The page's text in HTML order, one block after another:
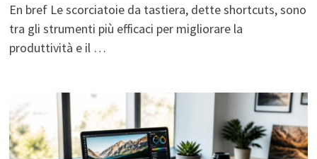
En bref Le scorciatoie da tastiera, dette shortcuts, sono
tra gli strumenti più efficaci per migliorare la
produttività e il …